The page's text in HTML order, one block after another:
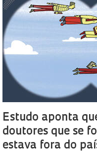
Estudo aponta
doutores que se
estava fora do